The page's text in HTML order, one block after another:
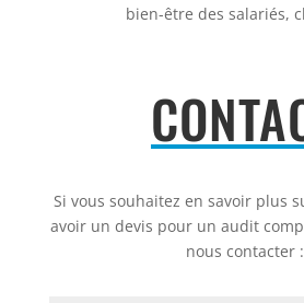
bien-être des salariés,
Si vous souhaitez en savoir plus
avoir un devis pour un audit
nous contacter :